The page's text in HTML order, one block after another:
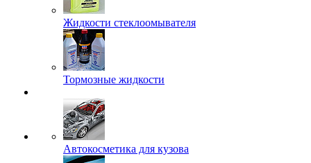
Жидкости стеклоомывателя
Тормозные жидкости
Автокосметика для кузова